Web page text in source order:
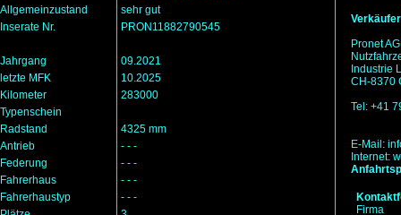
Allgemeinzustand
sehr gut
Inserate Nr.
PRON11882790545
Jahrgang
09.2021
letzte MFK
10.2025
Kilometer
283000
Typenschein
Radstand
4325 mm
Antrieb
- - -
Federung
- - -
Fahrerhaus
- - -
Fahrerhaustyp
- - -
Pronet AG
Industrie
CH-8370
Tel: +41
E-Mail:
Internet:
Firma